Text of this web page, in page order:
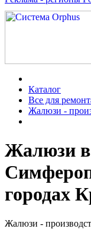
Каталог
Все для
Жалюзи -
Жалюзи в
городах
Жалюзи -